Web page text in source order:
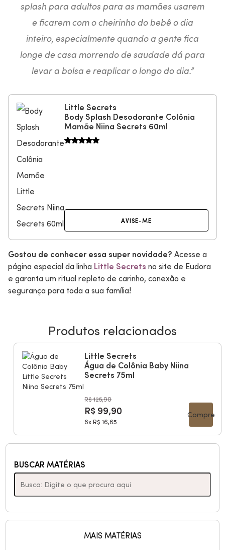
splash para adultos para as mamães usarem
e ficarem com o cheirinho do bebê o dia
inteiro, especialmente quando a gente fica
longe de casa morrendo de saudade dá para
levar a bolsa e reaplicar o longo do dia.”
Little Secrets
Body Splash Desodorante Colônia
Mamãe Niina Secrets 60ml
AVISE-ME
Gostou de conhecer essa super novidade? Acesse a
página especial da linha Little Secrets no site de Eudora
e garanta um ritual repleto de carinho, conexão e
segurança para toda a sua família!
Produtos relacionados
Little Secrets
Água de Colônia Baby Niina
Secrets 75ml
R$ 125,90
R$ 99,90
6xR$ 16,65
Compre
BUSCAR MATÉRIAS
MAIS MATÉRIAS